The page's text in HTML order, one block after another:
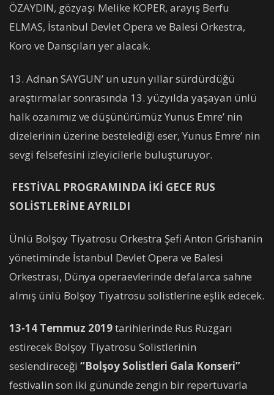
ÖZAYDIN, gözyaşı Melike KOPER, arayış Berfu
ELMAS, İstanbul Devlet Opera ve Balesi Orkestra,
Koro ve Dansçıları yer alacak.
13. Adnan SAYGUN’ un uzun yıllar sürdürdüğü
araştırmalar sonrasında 13. yüzyılda yaşayan ünlü
halk ozanımız ve düşünürümüz Yunus Emre’ nin
dizelerinin üzerine bestelediği eser, Yunus Emre’ nin
sevgi felsefesini izleyicilerle buluşturuyor.
FESTİVAL PROGRAMINDA İKİ GECE RUS
SOLİSTLERİNE AYRILDI
Ünlü Bolşoy Tiyatrosu Orkestra Şefi Anton Grishanin
yönetiminde İstanbul Devlet Opera ve Balesi
Orkestrası, Dünya operaevlerinde defalarca sahne
almış ünlü Bolşoy Tiyatrosu solistlerine eşlik edecek.
13-14 Temmuz 2019tarihlerinde Rus Rüzgarı
estirecek Bolşoy Tiyatrosu Solistlerinin
seslendireceği “Bolşoy Solistleri Gala Konseri”
festivalin son iki gününde zengin bir repertuvarla